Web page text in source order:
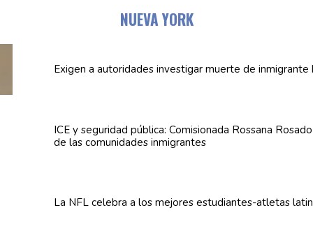
NUEVA YORK
Exigen a autoridadesinvestigar muerte de inmigrante
ICE y seguridad pública: Comisionada Rossana
de las comunidades inmigrantes
La NFL celebra a los mejores estudiantes-atletas